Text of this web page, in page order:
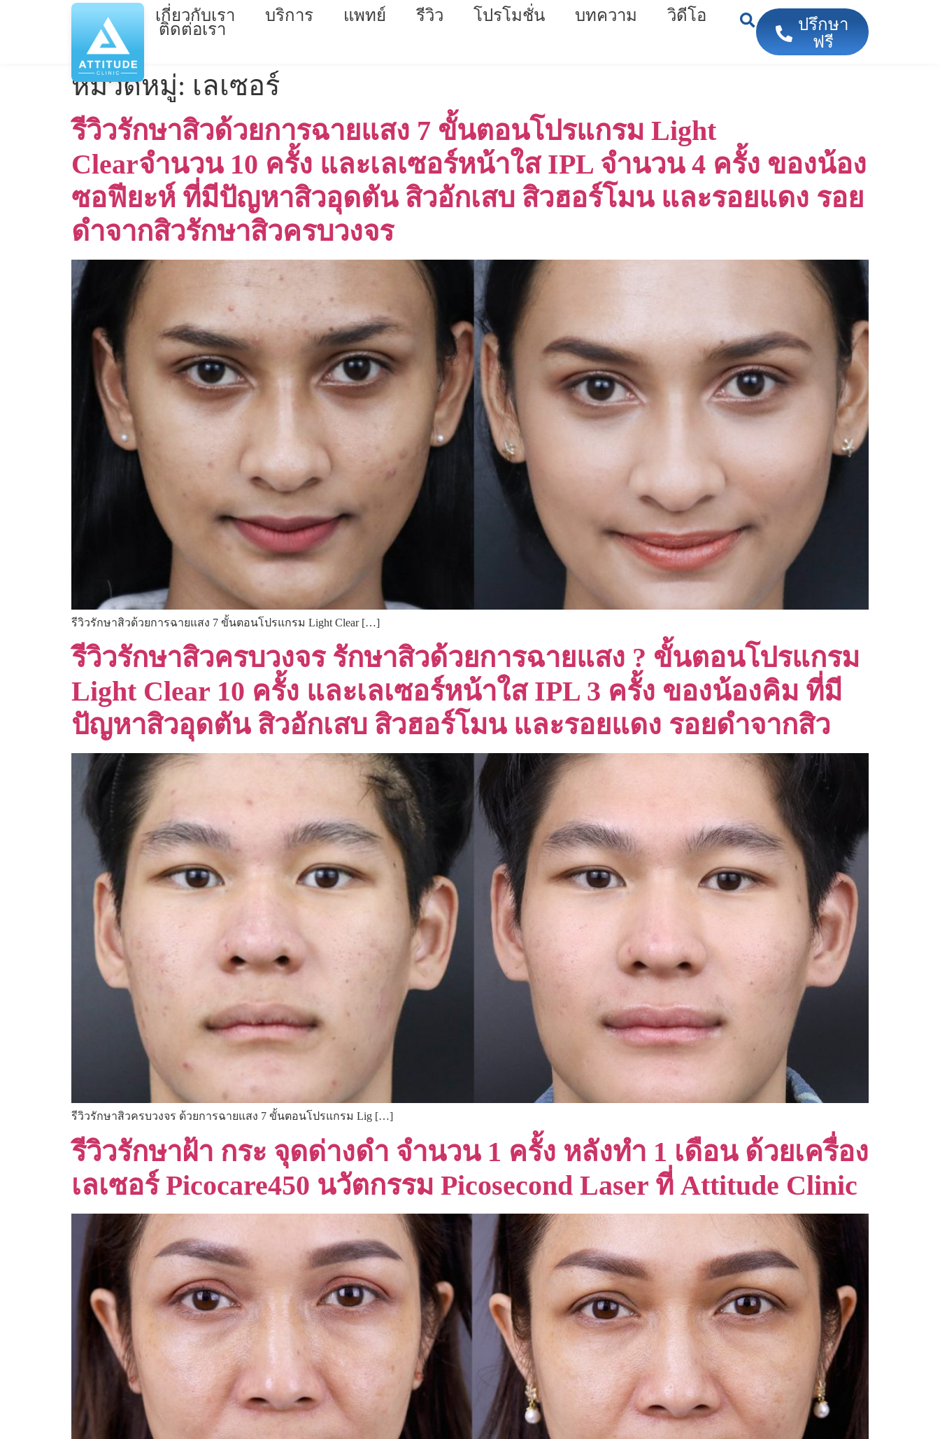
เกี่ยวกับเรา บริการ แพทย์ รีวิว โปรโมชั่น บทความ วิดีโอ
ติดต่อเรา
ปรึกษา
ฟรี
หมวดหมู่: เลเซอร์
รีวิวรักษาสิวด้วยการฉายแสง 7 ขั้นตอนโปรแกรม Light
Clearจำนวน 10 ครั้ง และเลเซอร์หน้าใส IPL จำนวน 4 ครั้ง ของน้อง
ซอฟียะห์ ที่มีปัญหาสิวอุดตัน สิวอักเสบ สิวฮอร์โมน และรอยแดง รอย
ดำจากสิวรักษาสิวครบวงจร
รีวิวรักษาสิวด้วยการฉายแสง 7 ขั้นตอนโปรแกรม Light Clear […]
รีวิวรักษาสิวครบวงจร รักษาสิวด้วยการฉายแสง ? ขั้นตอนโปรแกรม
Light Clear 10 ครั้ง และเลเซอร์หน้าใส IPL 3 ครั้ง ของน้องคิม ที่มี
ปัญหาสิวอุดตัน สิวอักเสบ สิวฮอร์โมน และรอยแดง รอยดำจากสิว
รีวิวรักษาสิวครบวงจร ด้วยการฉายแสง 7 ขั้นตอนโปรแกรม Lig […]
รีวิวรักษาฝ้า กระ จุดด่างดำ จำนวน 1 ครั้ง หลังทำ 1 เดือน ด้วยเครื่อง
เลเซอร์ Picocare450 นวัตกรรม Picosecond Laser ที่ Attitude Clinic